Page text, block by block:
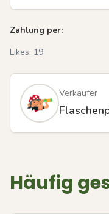
Zahlung per:
Likes: 19
Verkäufer
Häufig